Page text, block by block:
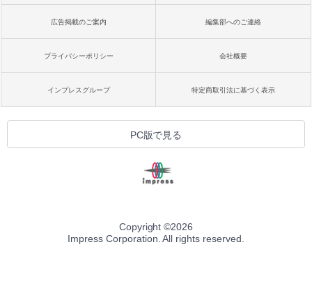
広告掲載のご案内 編集部へのご連絡
プライバシーポリシー 会社概要
インプレスグループ 特定商取引法に基づく表示
PC版で見る
Copyright ©2026
Impress Corporation. All rights reserved.